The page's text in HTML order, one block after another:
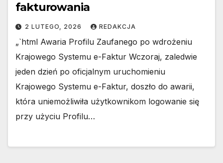
fakturowania
2 LUTEGO, 2026 REDAKCJA
„`html Awaria Profilu Zaufanego po wdrożeniu
Krajowego Systemu e-Faktur Wczoraj, zaledwie
jeden dzień po oficjalnym uruchomieniu
Krajowego Systemu e-Faktur, doszło do awarii,
która uniemożliwiła użytkownikom logowanie się
przy użyciu Profilu…